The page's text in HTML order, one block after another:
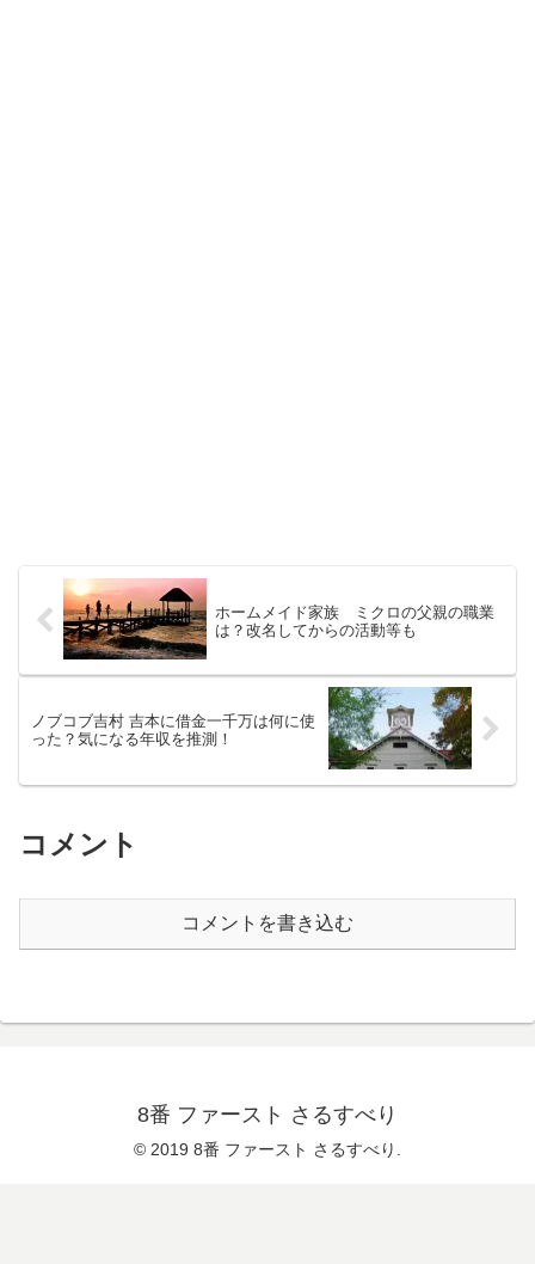
ホームメイド家族 ミクロの父親の職業
は？改名してからの活動等も
ノブコブ吉村 吉本に借金一千万は何に使
った？気になる年収を推測！
コメント
コメントを書き込む
8番 ファースト さるすべり
© 2019 8番 ファースト さるすべり.